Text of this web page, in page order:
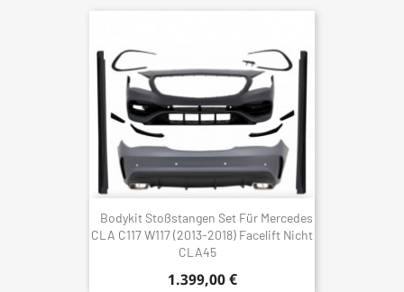
Bodykit Stoßstangen Set Für Mercedes
CLA C117 W117 (2013-2018) Facelift Nicht
CLA45
1.399,00 €